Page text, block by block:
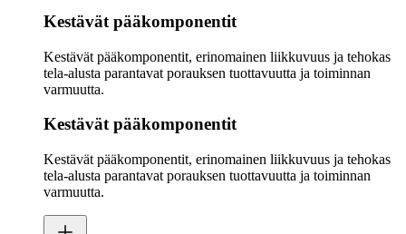
Kestävät pääkomponentit
Kestävät pääkomponentit, erinomainen liikkuvuus ja tehokas
tela-alusta parantavat porauksen tuottavuutta ja toiminnan
varmuutta.
Kestävät pääkomponentit
Kestävät pääkomponentit, erinomainen liikkuvuus ja tehokas
tela-alusta parantavat porauksen tuottavuutta ja toiminnan
varmuutta.